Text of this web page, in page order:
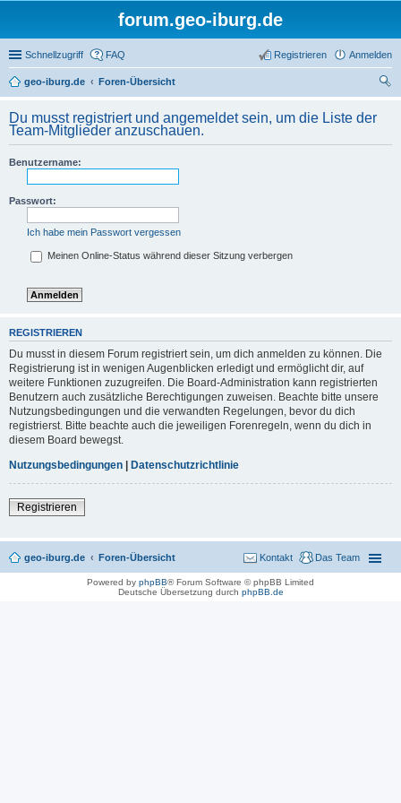
forum.geo-iburg.de
Schnellzugriff FAQ Anmelden
Registrieren
geo-iburg.de
Foren-Übersicht
Du musst registriert und angemeldet sein, um die Liste der
Team-Mitglieder anzuschauen.
Benutzername:
Passwort:
Ich habe mein Passwort vergessen
Meinen Online-Status während dieser Sitzung verbergen
REGISTRIEREN
Du musst in diesem Forum registriert sein, um dich anmelden zu können. Die
Registrierung ist in wenigen Augenblicken erledigt und ermöglicht dir, auf
weitere Funktionen zuzugreifen. Die Board-Administration kann registrierten
Benutzern auch zusätzliche Berechtigungen zuweisen. Beachte bitte unsere
Nutzungsbedingungen und die verwandten Regelungen, bevor du dich
registrierst. Bitte beachte auch die jeweiligen Forenregeln, wenn du dich in
diesem Board bewegst.
Nutzungsbedingungen | Datenschutzrichtlinie
Registrieren
geo-iburg.de Foren-Übersicht Das Team
Kontakt
Powered by phpBB® Forum Software © phpBB Limited
Deutsche Übersetzung durch phpBB.de